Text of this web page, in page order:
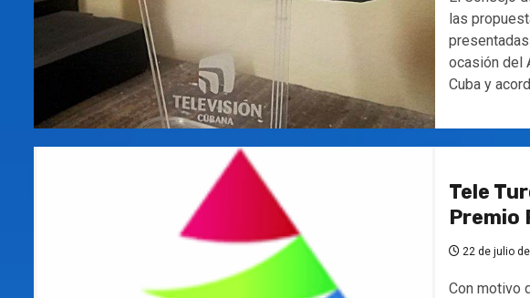
las
ocasión del
Cuba y
Tele
Premio
22 de julio
Con motivo